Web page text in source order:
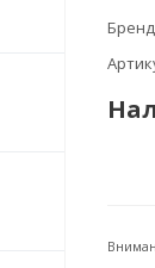
Бренд